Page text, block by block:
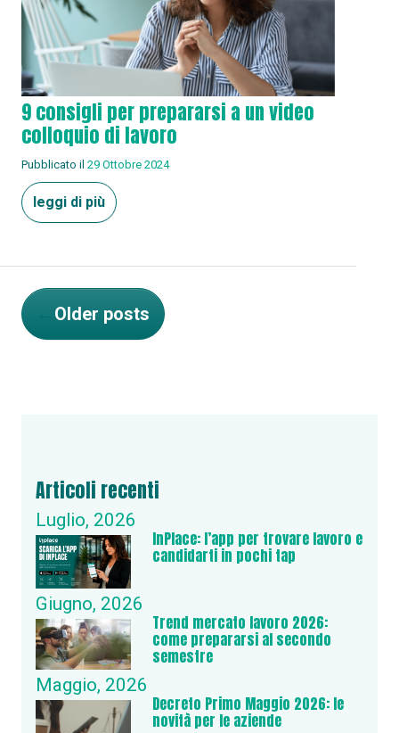
9 consigli per prepararsi a un video
colloquio di lavoro
Pubblicato il 29 Ottobre 2024
leggi di più
← Older posts
Articoli recenti
Luglio, 2026
InPlace: l’app per trovare lavoro e
candidarti in pochi tap
Giugno, 2026
Trend mercato lavoro 2026:
come prepararsi al secondo
semestre
Maggio, 2026
Decreto Primo Maggio 2026: le
novità per le aziende